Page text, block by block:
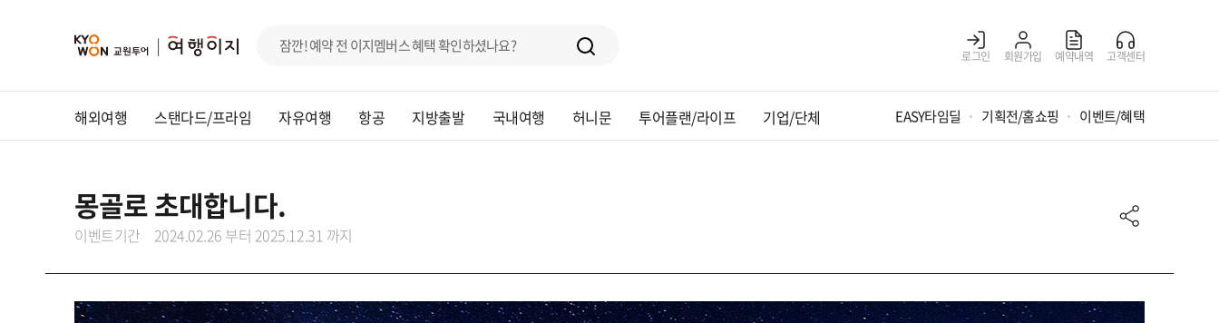
로그인 회원가입 예약내역 고객센터
해외여행 스탠다드/프라임 자유여행 항공 지방출발 국내여행 허니문 투어플랜/라이프 기업/단체 EASY타임딜 기획전/홈쇼핑 이벤트/혜택
몽골로 초대합니다.
이벤트기간 2024.02.26 부터 2025.12.31 까지